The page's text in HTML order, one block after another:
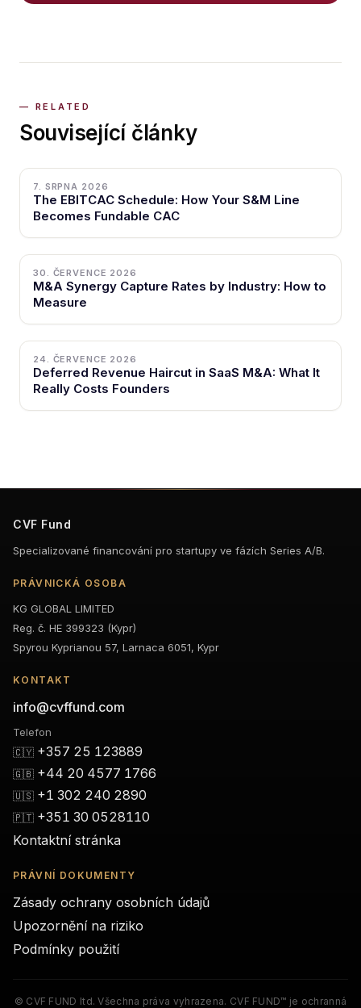
Související články
7. SRPNA 2026
The EBITCAC Schedule: How Your S&M Line
Becomes Fundable CAC
30. ČERVENCE 2026
M&A Synergy Capture Rates by Industry: How to
Measure
24. ČERVENCE 2026
Deferred Revenue Haircut in SaaS M&A: What It
Really Costs Founders
CVF Fund
Specializované financování pro startupy ve fázích Series A/B.
PRÁVNICKÁ OSOBA
KG GLOBAL LIMITED
Reg. č. HE 399323 (Kypr)
Spyrou Kyprianou 57, Larnaca 6051, Kypr
KONTAKT
info@cvffund.com
Telefon
🇨🇾 +357 25 123889
🇬🇧 +44 20 4577 1766
🇺🇸 +1 302 240 2890
🇵🇹 +351 30 0528110
Kontaktní stránka
PRÁVNÍ DOKUMENTY
Zásady ochrany osobních údajů
Upozornění na riziko
Podmínky použití
© CVF FUND ltd. Všechna práva vyhrazena. CVF FUND™ je ochranná